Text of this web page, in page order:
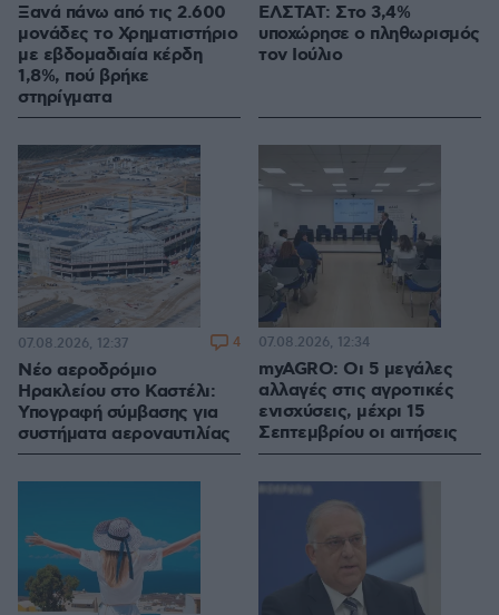
Ξανά πάνω από τις 2.600
μονάδες το Χρηματιστήριο
με εβδομαδιαία κέρδη
1,8%, πού βρήκε
στηρίγματα
ΕΛΣΤΑΤ: Στο 3,4%
υποχώρησε ο πληθωρισμός
τον Ιούλιο
Νέο αεροδρόμιο
Ηρακλείου στο Καστέλι:
Υπογραφή σύμβασης για
συστήματα αεροναυτιλίας
07.08.2026, 12:37 4
myAGRO: Οι 5 μεγάλες
αλλαγές στις αγροτικές
ενισχύσεις, μέχρι 15
Σεπτεμβρίου οι αιτήσεις
07.08.2026, 12:34